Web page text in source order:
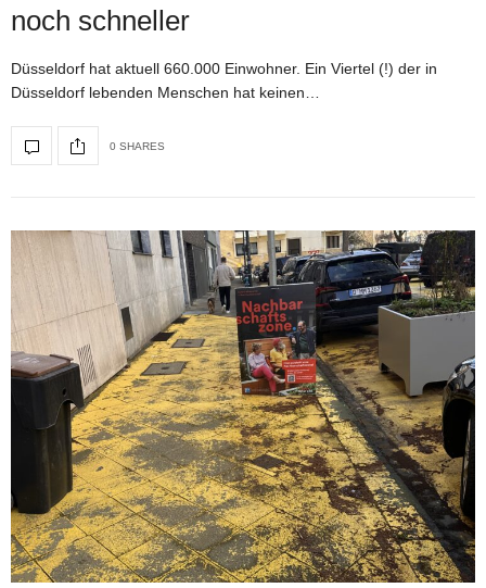
noch schneller
Düsseldorf hat aktuell 660.000 Einwohner. Ein Viertel (!) der in
Düsseldorf lebenden Menschen hat keinen…
0 SHARES